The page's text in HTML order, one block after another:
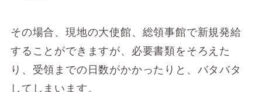
その場合、現地の大使館、総領事館で新規発給
することができますが、必要書類をそろえた
り、受領までの日数がかかったりと、バタバタ
してしまいます。